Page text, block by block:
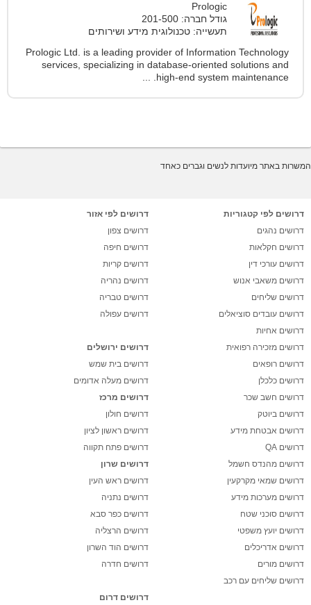
Prologic
גודל חברה: 201-500
תעשייה: טכנולוגית מידע ושירותים
Prologic Ltd. is a leading provider of Information Technology
services, specializing in database-oriented solutions and
high-end system maintenance. ...
המשרות באתר מיועדות לנשים וגברים כאחד
דרושים לפי קטגוריות
דרושים נהגים
דרושים חקלאות
דרושים עורכי דין
דרושים משאבי אנוש
דרושים שליחים
דרושים עובדים סוציאלים
דרושים אחיות
דרושים מזכירה רפואית
דרושים רופאים
דרושים כלכלן
דרושים חשב שכר
דרושים ביוטק
דרושים אבטחת מידע
דרושים QA
דרושים מהנדס חשמל
דרושים שמאי מקרקעין
דרושים מערכות מידע
דרושים סוכני שטח
דרושים יועץ משפטי
דרושים אדריכלים
דרושים מורים
דרושים שליחים עם רכב
דרושים לפי אזור
דרושים צפון
דרושים חיפה
דרושים קריות
דרושים נהריה
דרושים טבריה
דרושים עפולה
דרושים ירושלים
דרושים בית שמש
דרושים מעלה אדומים
דרושים מרכז
דרושים חולון
דרושים ראשון לציון
דרושים פתח תקווה
דרושים שרון
דרושים ראש העין
דרושים נתניה
דרושים כפר סבא
דרושים הרצליה
דרושים הוד השרון
דרושים חדרה
דרושים דרום